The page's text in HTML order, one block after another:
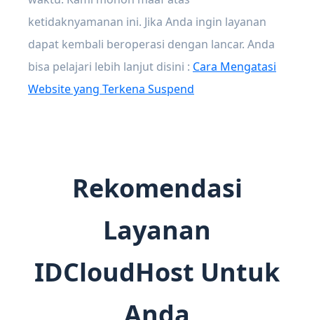
ketidaknyamanan ini. Jika Anda ingin layanan
dapat kembali beroperasi dengan lancar. Anda
bisa pelajari lebih lanjut disini : Cara Mengatasi
Website yang Terkena Suspend
Rekomendasi
Layanan
IDCloudHost Untuk